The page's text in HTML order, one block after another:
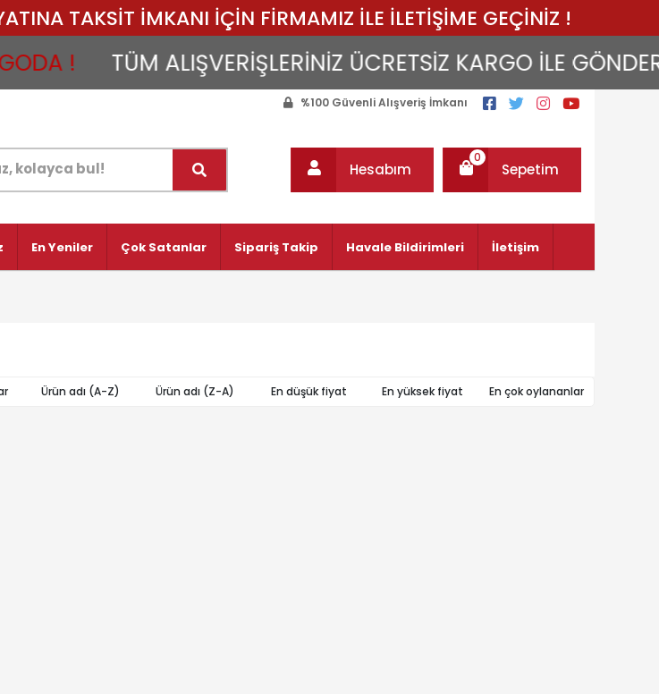
TAKSİT İMKANI İÇİN FİRMAMIZ İLE İLETİŞİME GEÇİNİZ !
! TÜM ALIŞVERİŞLERİNİZ ÜCRETSİZ KARGO İLE
%100 Güvenli Alışveriş İmkanı
Hesabım Sepetim
0
En Yeniler Çok Satanlar Sipariş Takip Havale Bildirimleri İletişim
Ürün adı (A-Z) Ürün adı (Z-A) En düşük fiyat En yüksek fiyat En çok oylananlar